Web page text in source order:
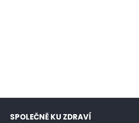
SPOLEČNĚ KU ZDRAVÍ